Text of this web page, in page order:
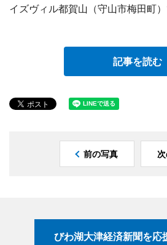
イズヴィル都賀山（守山市梅田町）
記事を読む
前の写真
びわ湖大津経済新聞を応